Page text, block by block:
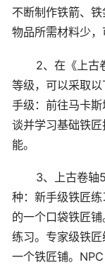
不断制作铁箭、
物品所需材料少，
2、在《上古
等级，可以采取
手级：前往马卡
谈并学习基础铁
能。
3、上古卷轴
种：新手级铁匠
的一个口袋铁匠
练习。专家级铁
一个铁匠铺。NPC